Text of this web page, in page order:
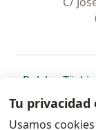
Polska se
Türkiye
Portugal
Tu
Usamos